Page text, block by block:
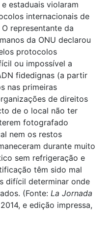
estaduais violaram
internacionais de
representante da
da ONU declarou
protocolos
ou impossível a
fidedignas (a partir
nas primeiras
de direitos
de o local não ter
fotografado
nem os restos
durante muito
sem refrigeração e
têm sido mal
difícil determinar onde
(Fonte: La Jornada
e edição impressa,